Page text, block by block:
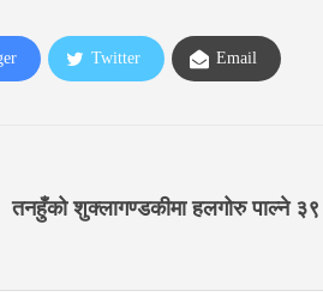
Twitter Email
तनहुँको शुक्लागण्डकीमा हलगोरु पाल्ने